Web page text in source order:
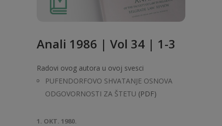
Anali 1986 | Vol 34 | 1-3
Radovi ovog autora u ovoj svesci
PUFENDORFOVO SHVATANJE OSNOVA
ODGOVORNOSTI ZA ŠTETU (PDF)
1. OKT. 1980.